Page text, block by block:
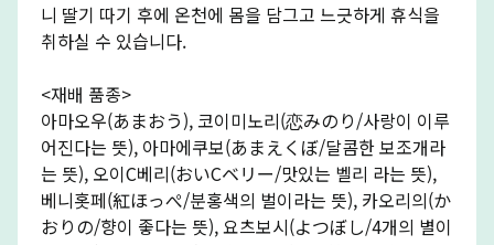
니 딸기 따기 후에 온천에 몸을 담그고 느긋하게 휴식을
취하실 수 있습니다.
<재배 품종>
아마오우(あまおう), 코이미노리(恋みのり/사랑이 이루
어진다는 뜻), 아마에쿠보(あまえくぼ/달콤한 보조개라
는 뜻), 오이C베리(おいCベリー/맛있는 벨리 라는 뜻),
베니홋페(紅ほっぺ/분홍색의 벌이라는 뜻), 카오리의(か
おりの/향이 좋다는 뜻), 요츠보시(よつぼし/4개의 별이